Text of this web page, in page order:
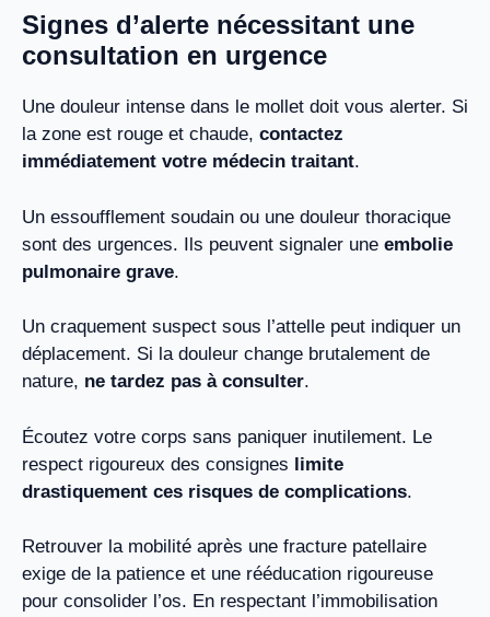
Signes d’alerte nécessitant une
consultation en urgence
Une douleur intense dans le mollet doit vous alerter. Si
la zone est rouge et chaude, contactez
immédiatement votre médecin traitant.
Un essoufflement soudain ou une douleur thoracique
sont des urgences. Ils peuvent signaler une embolie
pulmonaire grave.
Un craquement suspect sous l’attelle peut indiquer un
déplacement. Si la douleur change brutalement de
nature, ne tardez pas à consulter.
Écoutez votre corps sans paniquer inutilement. Le
respect rigoureux des consignes limite
drastiquement ces risques de complications.
Retrouver la mobilité après une fracture patellaire
exige de la patience et une rééducation rigoureuse
pour consolider l’os. En respectant l’immobilisation